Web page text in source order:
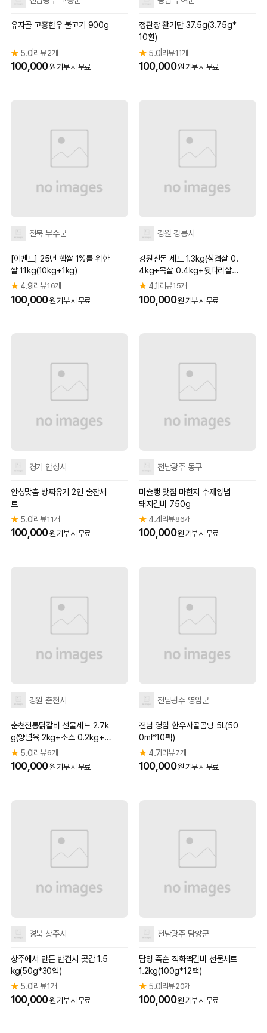
유자골 고흥한우 불고기 900g
★5.0 리뷰 2개
100,000원 기부 시 무료
정관장 활기단 37.5g(3.75g*
10환)
★ 5.0 리뷰 11개
100,000원 기부 시 무료
전북 무주군
[이벤트] 25년 햅쌀 1%를 위한
쌀 11kg(10kg+1kg)
★4.9 리뷰 16개
100,000원 기부 시 무료
강원 강릉시
강원산돈 세트 1.3kg(삼겹살 0.
4kg+목살 0.4kg+뒷다리살
불고기용 0.5kg)
★ 4.1 리뷰 15개
100,000원 기부 시 무료
경기 안성시
안성맞춤 방짜유기 2인 술잔세
트
★5.0 리뷰 11개
100,000원 기부 시 무료
전남광주 동구
미슐랭 맛집 마한지 수제양념
돼지갈비 750g
★ 4.4 리뷰 86개
100,000원 기부 시 무료
강원 춘천시
춘천전통닭갈비 선물세트 2.7k
g(양념육 2kg+소스 0.2kg+야
채 0.5kg)
★5.0 리뷰 6개
100,000원 기부 시 무료
전남광주 영암군
전남 영암 한우사골곰탕 5L(50
0ml*10팩)
★ 4.7 리뷰 7개
100,000원 기부 시 무료
경북 상주시
상주에서 만든 반건시 곶감 1.5
kg(50g*30입)
★5.0 리뷰 1개
100,000원 기부 시 무료
전남광주 담양군
담양 죽순 직화떡갈비 선물세트
1.2kg(100g*12팩)
★ 5.0 리뷰 20개
100,000원 기부 시 무료